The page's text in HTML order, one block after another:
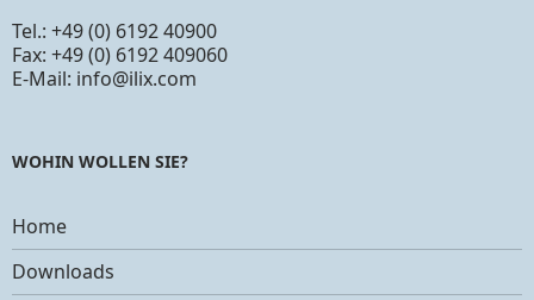
Tel.: +49 (0) 6192 40900
Fax: +49 (0) 6192 409060
E-Mail: info@ilix.com
WOHIN WOLLEN SIE?
Home
Downloads